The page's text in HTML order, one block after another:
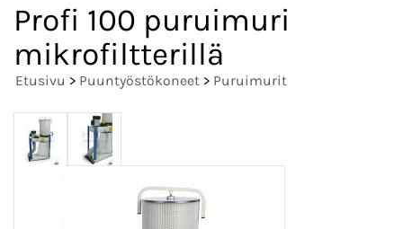
Profi 100 puruimuri
mikrofiltterillä
Etusivu > Puuntyöstökoneet > Puruimurit